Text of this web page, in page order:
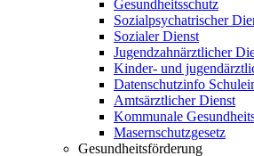
Gesundheitsschutz
Sozialpsychatrischer
Sozialer Dienst
Jugendzahnärztlicher
Kinder- und
Datenschutzinfo
Amtsärztlicher Dienst
Kommunale
Masernschutzgesetz
Gesundheitsförderung